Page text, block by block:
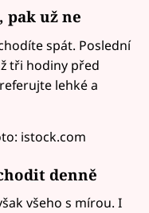
pak už ne
spát. Poslední
tři hodiny před
lehké a
istock.com
denně
všeho s mírou. I